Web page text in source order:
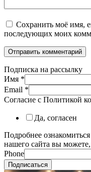
Сохранить моё имя,
последующих моих
Подписка на рассылку
Имя *
Email *
Согласие с Политикой
Да, согласен
Подробнее
нашего сайта вы
Phone
Подписаться